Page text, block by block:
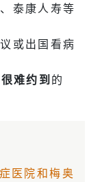
泰康人寿等
或出国看病
很难约到 的
医院和梅奥